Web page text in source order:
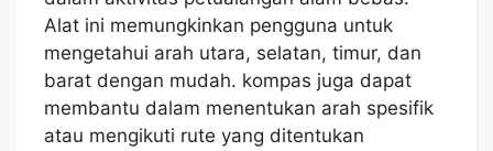
Alat ini memungkinkan pengguna untuk
mengetahui arah utara, selatan, timur, dan
barat dengan mudah. kompas juga dapat
membantu dalam menentukan arah spesifik
atau mengikuti rute yang ditentukan